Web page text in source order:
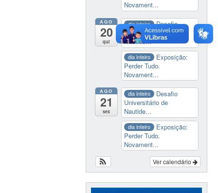
Novament...
AGO
20
qui
dia inteiro
Desafio
Universitário de
Nautide...
dia inteiro
Exposição:
Perder Tudo.
Novament...
AGO
21
sex
dia inteiro
Desafio
Universitário de
Nautide...
dia inteiro
Exposição:
Perder Tudo.
Novament...
Ver calendário